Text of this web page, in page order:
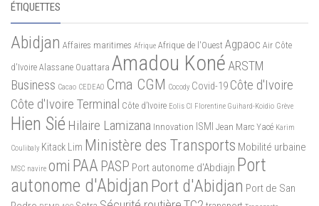
ÉTIQUETTES
Abidjan Affaires maritimes Afrique Afrique de l'Ouest Agpaoc Air Côte
d'Ivoire Alassane Ouattara Amadou Koné ARSTM
Business Cacao CEDEAO Cma CGM Cocody Covid-19 Côte d'Ivoire
Côte d'Ivoire Terminal Côte d’Ivoire Eolis CI Florentine Guihard-Koidio Grève
Hien Sié Hilaire Lamizana Innovation ISMI Jean Marc Yacé Karim
Coulibaly Kitack Lim Ministère des Transports Mobilité urbaine
MSC navire omi PAA PASP Port autonome d'Abdiajn Port
autonome d'Abidjan Port d'Abidjan Port de San